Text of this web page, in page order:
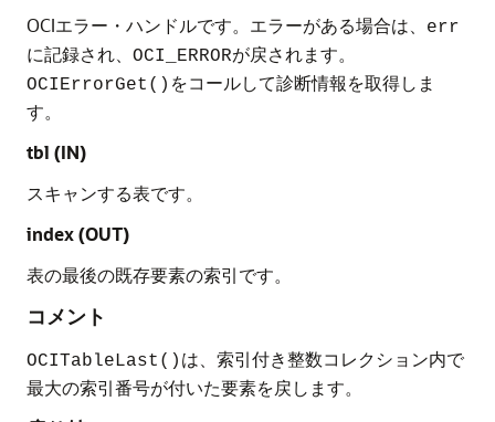
OCIエラー・ハンドルです。エラーがある場合は、
err
に記録され、 OCI_ERRORが戻されます。
OCIErrorGet() をコールして診断情報を取得しま
す。
tbl (IN)
スキャンする表です。
index (OUT)
表の最後の既存要素の索引です。
コメント
OCITableLast() は、索引付き整数コレクション内で
最大の索引番号が付いた要素を戻します。